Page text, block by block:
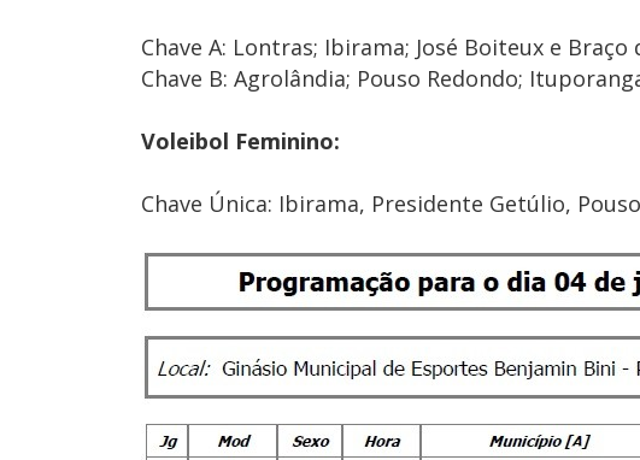
Chave A: Lontras; Ibirama; José Boiteux e
Chave B: Agrolândia; Pouso Redondo;
Voleibol Feminino:
Chave Única: Ibirama, Presidente Getúlio,